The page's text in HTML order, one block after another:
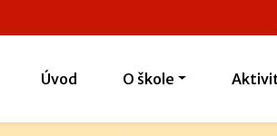
Úvod O škole